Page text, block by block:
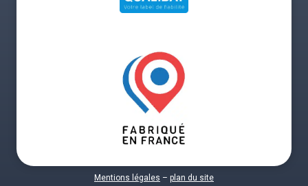
Mentions légales – plan du site